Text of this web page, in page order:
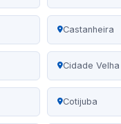
Castanheira
Cidade Velha
Cotijuba